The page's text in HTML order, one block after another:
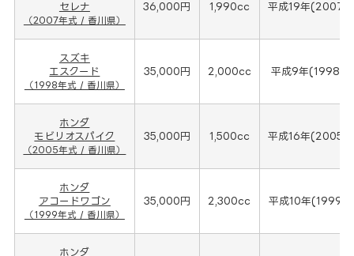
セレナ
（2007年式 / 香川県）
36,000円 1,990cc 平成19年(2007
スズキ
エスクード
（1998年式 / 香川県）
35,000円 2,000cc 平成9年(1998年
ホンダ
モビリオスパイク
（2005年式 / 香川県）
35,000円 1,500cc 平成16年(2005
ホンダ
アコードワゴン
（1999年式 / 香川県）
35,000円 2,300cc 平成10年(1999
ホンダ